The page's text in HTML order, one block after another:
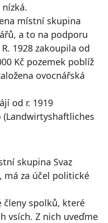
místní skupina
a to na podporu
1928 zakoupila od
Kč pozemek poblíž
ovocnářská
od r. 1919
skupina Svaz
má za účel politické
spolků, které
vsích. Z nich uveďme